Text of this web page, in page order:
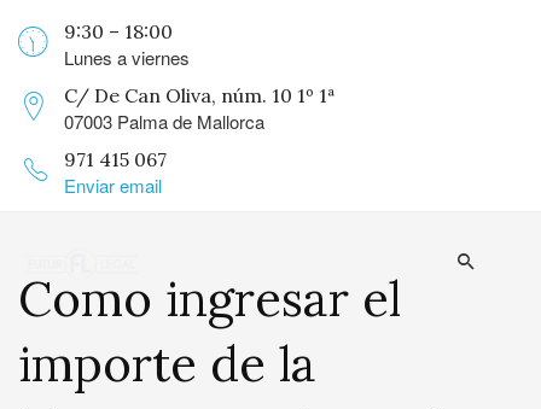
9:30 – 18:00
Lunes a viernes
C/ De Can Oliva, núm. 10 1º 1ª
07003 Palma de Mallorca
971 415 067
Enviar email
Como ingresar el
importe de la